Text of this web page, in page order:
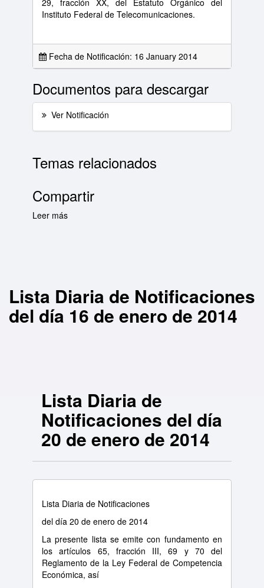
29, fracción XX, del Estatuto Orgánico del
Instituto Federal de Telecomunicaciones.
Fecha de Notificación: 16 January 2014
Documentos para descargar
Ver Notificación
Temas relacionados
Compartir
Leer más
Lista Diaria de Notificaciones
del día 16 de enero de 2014
Lista Diaria de
Notificaciones del día
20 de enero de 2014
Lista Diaria de Notificaciones
del día 20 de enero de 2014
La presente lista se emite con fundamento en
los artículos 65, fracción III, 69 y 70 del
Reglamento de la Ley Federal de Competencia
Económica, así